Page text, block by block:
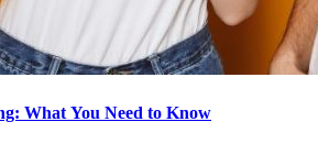
What You Need to Know